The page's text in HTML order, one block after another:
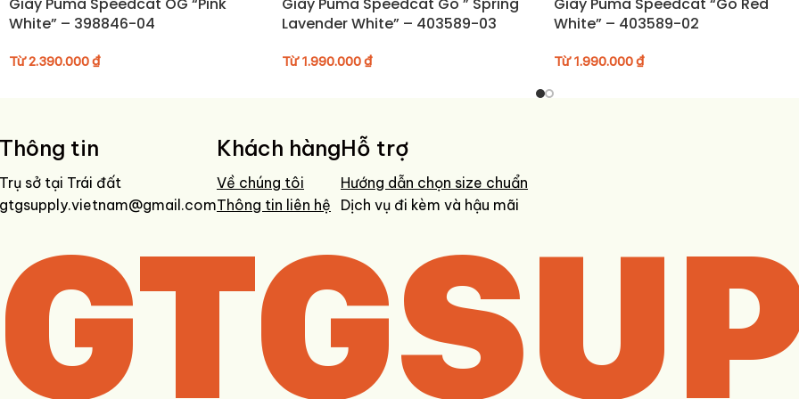
Tránh phơi trực tiếp dưới ánh nắng mạnh
White” – 398846-04
Từ2.390.000₫
Lavender White” – 403589-03
Từ1.990.000₫
White” – 403589-02
Từ1.990.000₫
Thông tin
Trụ sở tại Trái đất
gtgsupply.vietnam@gmail.com
Khách hàng
Về chúng tôi
Thông tin liên hệ
Hỗ trợ
Hướng dẫn chọn size chuẩn
Dịch vụ đi kèm và hậu mãi